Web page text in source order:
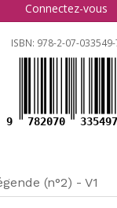
Connectez-vous
ISBN: 978-2-07-033549-
9 782070 335497
(n°2) - V1